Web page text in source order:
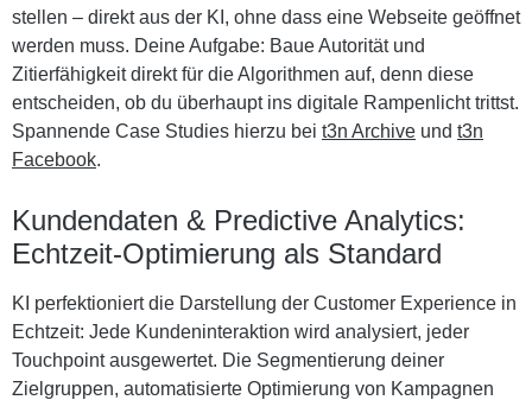
stellen – direkt aus der KI, ohne dass eine Webseite geöffnet
werden muss. Deine Aufgabe: Baue Autorität und
Zitierfähigkeit direkt für die Algorithmen auf, denn diese
entscheiden, ob du überhaupt ins digitale Rampenlicht trittst.
Spannende Case Studies hierzu bei t3n Archive und t3n
Facebook.
Kundendaten & Predictive Analytics:
Echtzeit-Optimierung als Standard
KI perfektioniert die Darstellung der Customer Experience in
Echtzeit: Jede Kundeninteraktion wird analysiert, jeder
Touchpoint ausgewertet. Die Segmentierung deiner
Zielgruppen, automatisierte Optimierung von Kampagnen